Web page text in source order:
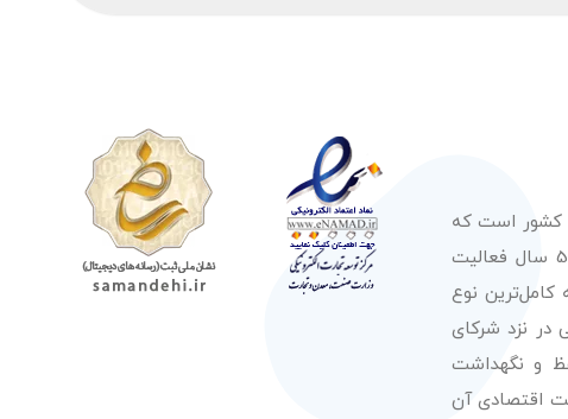
کشور است که
عرضه با کیفیت‌ترین محصولات از معتبرترین برندهای شناخته شده بین‌المللی را در طول 50 سال فعالیت
کامل‌ترین نوع
در نزد شرکای
و نگهداشت
اقتصادی آن